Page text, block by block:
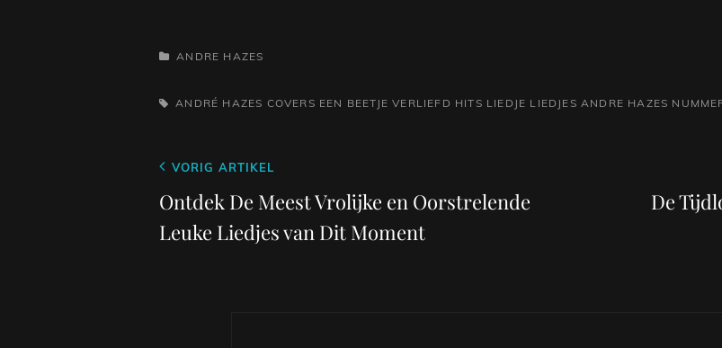
CATEGORIEËN
ANDRE HAZES
TAGS,ANDRÉ HAZES COVERS EEN BEETJE VERLIEFD HITS LIEDJE LIEDJES ANDRE HAZES
Berichtnavigatie
Vorig
bericht
VORIG ARTIKEL
Ontdek De Meest Vrolijke en Oorstrelende
Leuke Liedjes van Dit Moment
bericht
De